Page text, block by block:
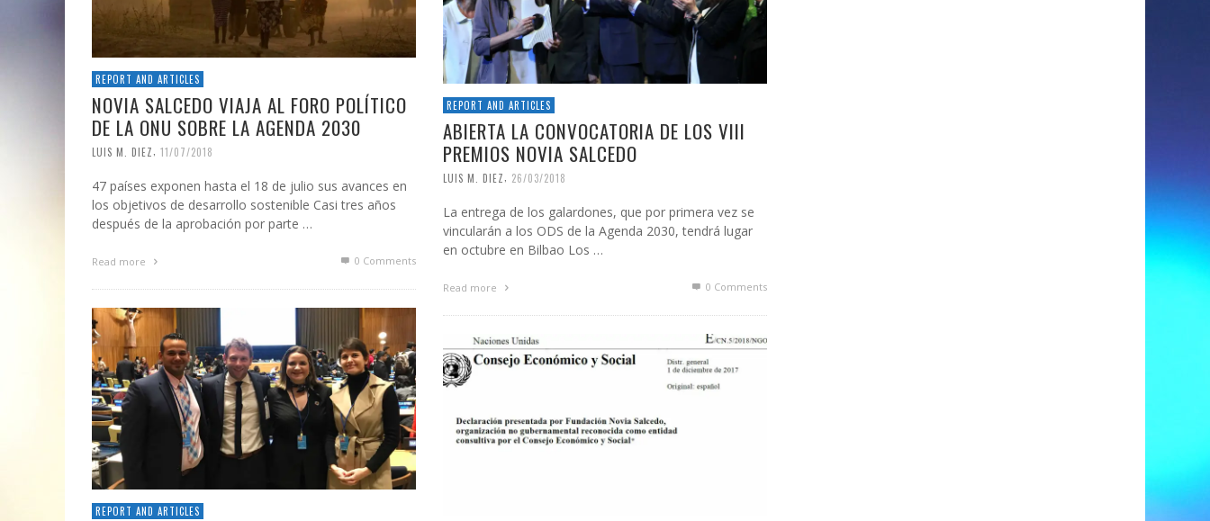
REPORT AND ARTICLES
NOVIA SALCEDO VIAJA AL FORO POLÍTICO
DE LA ONU SOBRE LA AGENDA 2030
LUIS M. DIEZ 11/07/2018
47 países exponen hasta el 18 de julio sus avances en
los objetivos de desarrollo sostenible Casi tres años
después de la aprobación por parte …
Read more 0 Comments
REPORT AND ARTICLES
ABIERTA LA CONVOCATORIA DE LOS VIII
PREMIOS NOVIA SALCEDO
LUIS M. DIEZ 26/03/2018
La entrega de los galardones, que por primera vez se
vincularán a los ODS de la Agenda 2030, tendrá lugar
en octubre en Bilbao Los …
Read more 0 Comments
REPORT AND ARTICLES